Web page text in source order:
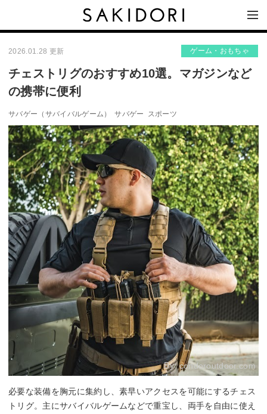
2026.01.28 更新 ゲーム・おもちゃ
チェストリグのおすすめ10選。マガジンなど
の携帯に便利
サバゲー（サバイバルゲーム） サバゲー スポーツ
By:condoroutdoor.com
必要な装備を胸元に集約し、素早いアクセスを可能にするチェス
トリグ。主にサバイバルゲームなどで重宝し、両手を自由に使え